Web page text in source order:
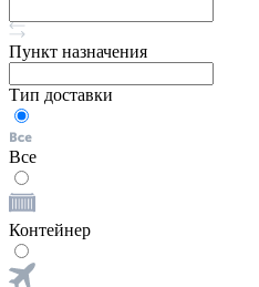
Пункт назначения
Тип доставки
Все
Контейнер